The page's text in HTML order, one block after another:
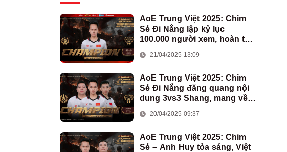
AoE Trung Việt 2025: Chim
Sẻ Đi Nắng lập kỷ lục
100.000 người xem, hoàn tất
Việt Nam
21/04/2025 13:09
AoE Trung Việt 2025: Chim
Sẻ Đi Nắng đăng quang nội
dung 3vs3 Shang, mang về
đoàn AoE Việt Nam
20/04/2025 09:37
AoE Trung Việt 2025: Chim
Sẻ – Anh Huy tỏa sáng, Việt